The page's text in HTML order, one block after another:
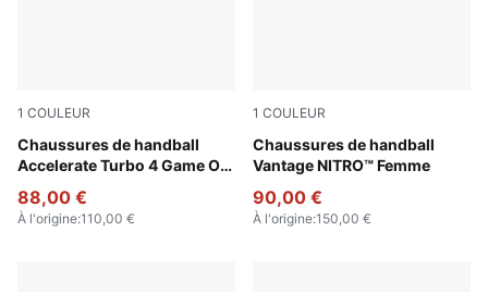
1 COULEUR
Chaussures de handball
Accelerate Turbo 4 Game On
PUMA White-Glowing Red-Ultra Blue
88,00 €
À l'origine:110,00 €
1 COULEUR
Chaussures de handball
Vantage NITRO™ Femme
PUMA White-Berry-Heat
90,00 €
À l'origine:150,00 €